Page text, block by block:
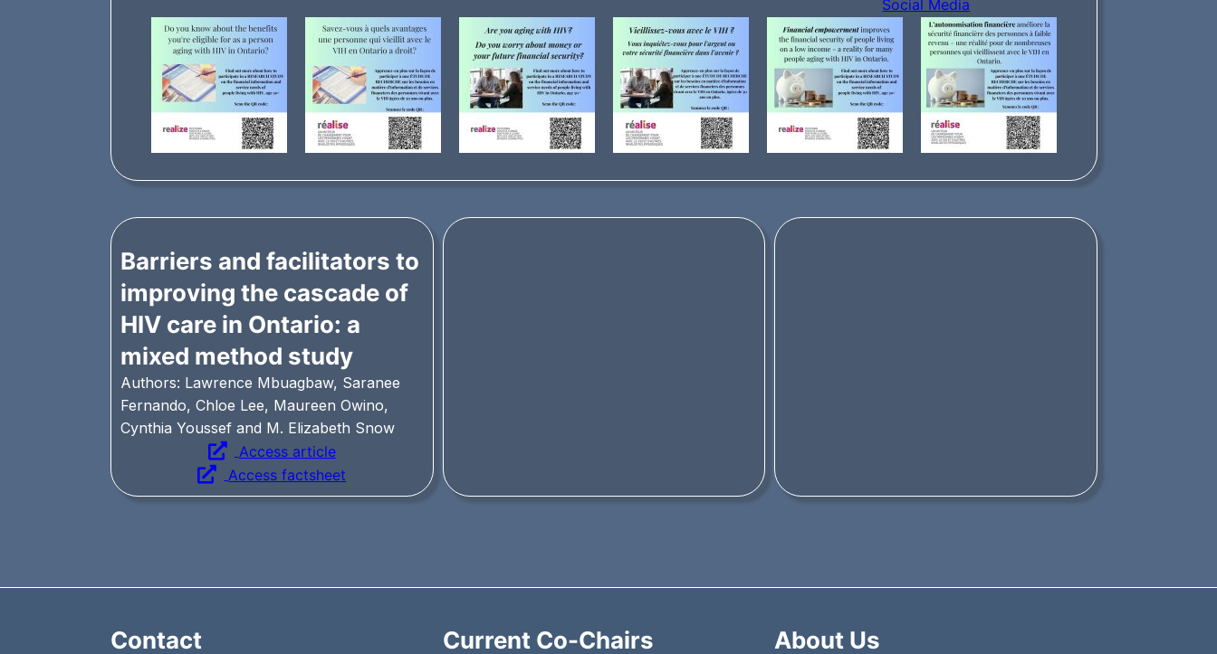
Social Media
Barriers and facilitators to
improving the cascade of
HIV care in Ontario: a
mixed method study
Authors: Lawrence Mbuagbaw, Saranee
Fernando, Chloe Lee, Maureen Owino,
Cynthia Youssef and M. Elizabeth Snow
Access article
Access factsheet
Contact Current Co-Chairs About Us